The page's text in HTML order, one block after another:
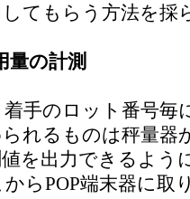
てもらう方法を採
量の計測
手のロット番号毎
れるものは秤量器
を出力できるよう
らPOP端末器に取